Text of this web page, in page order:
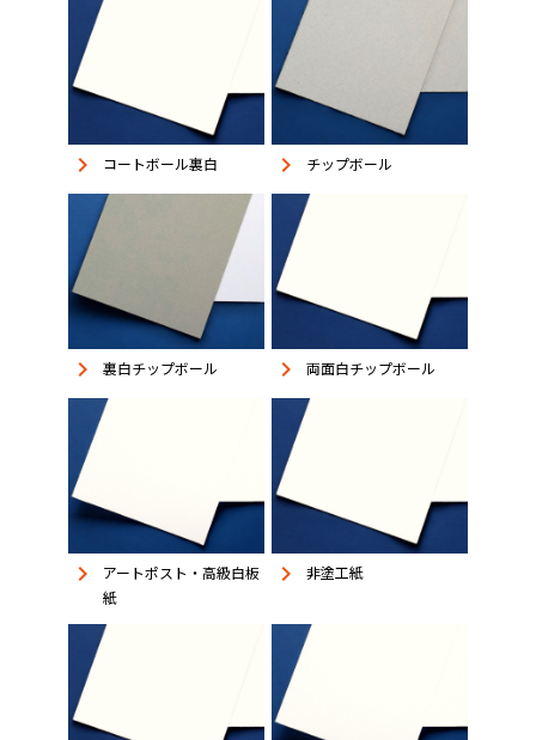
keyboard_arrow_right コートボール裏白 keyboard_arrow_right チップボール
keyboard_arrow_right 裏白チップボール keyboard_arrow_right 両面白チップボール
keyboard_arrow_right
アートポスト・高級白板
紙
keyboard_arrow_right 非塗工紙